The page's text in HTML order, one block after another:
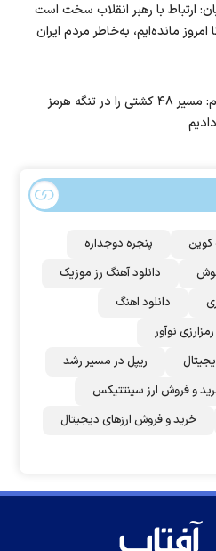
ارتباط با رهبر انقلاب سخت است
امروز مانده‌ایم، به‌خاطر مردم ایران
سنتکام: مسیر ۴۸ کشتی را در تنگه هرمز
پنجره دوجداره
دانلود آهنگ رز‌ موزیک
دانلود اهنگ
نوآور
ریپل در مسیر رشد
و فروش ارز سینتتیکس
خرید و فروش ارزهای دیجیتال